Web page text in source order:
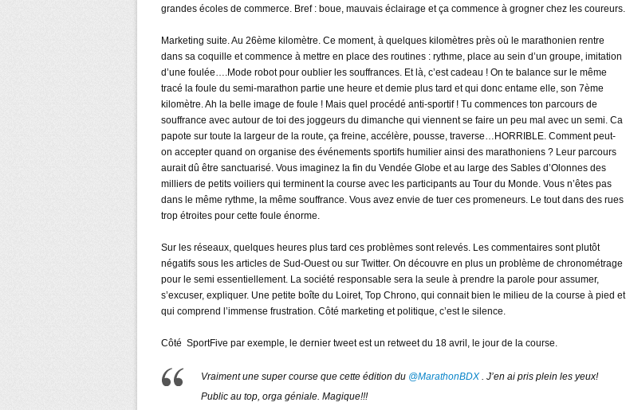
grandes écoles de commerce. Bref : boue, mauvais éclairage et ça commence à grogner chez les coureurs.
Marketing suite. Au 26ème kilomètre. Ce moment, à quelques kilomètres près où le marathonien rentre
dans sa coquille et commence à mettre en place des routines : rythme, place au sein d’un groupe, imitation
d’une foulée….Mode robot pour oublier les souffrances. Et là, c’est cadeau ! On te balance sur le même
tracé la foule du semi-marathon partie une heure et demie plus tard et qui donc entame elle, son 7ème
kilomètre. Ah la belle image de foule ! Mais quel procédé anti-sportif ! Tu commences ton parcours de
souffrance avec autour de toi des joggeurs du dimanche qui viennent se faire un peu mal avec un semi. Ca
papote sur toute la largeur de la route, ça freine, accélère, pousse, traverse…HORRIBLE. Comment peut-
on accepter quand on organise des événements sportifs humilier ainsi des marathoniens ? Leur parcours
aurait dû être sanctuarisé. Vous imaginez la fin du Vendée Globe et au large des Sables d’Olonnes des
milliers de petits voiliers qui terminent la course avec les participants au Tour du Monde. Vous n’êtes pas
dans le même rythme, la même souffrance. Vous avez envie de tuer ces promeneurs. Le tout dans des rues
trop étroites pour cette foule énorme.
Sur les réseaux, quelques heures plus tard ces problèmes sont relevés. Les commentaires sont plutôt
négatifs sous les articles de Sud-Ouest ou sur Twitter. On découvre en plus un problème de chronométrage
pour le semi essentiellement. La société responsable sera la seule à prendre la parole pour assumer,
s’excuser, expliquer. Une petite boîte du Loiret, Top Chrono, qui connait bien le milieu de la course à pied et
qui comprend l’immense frustration. Côté marketing et politique, c’est le silence.
Côté SportFive par exemple, le dernier tweet est un retweet du 18 avril, le jour de la course.
Vraiment une super course que cette édition du @MarathonBDX . J’en ai pris plein les yeux!
Public au top, orga géniale. Magique!!!